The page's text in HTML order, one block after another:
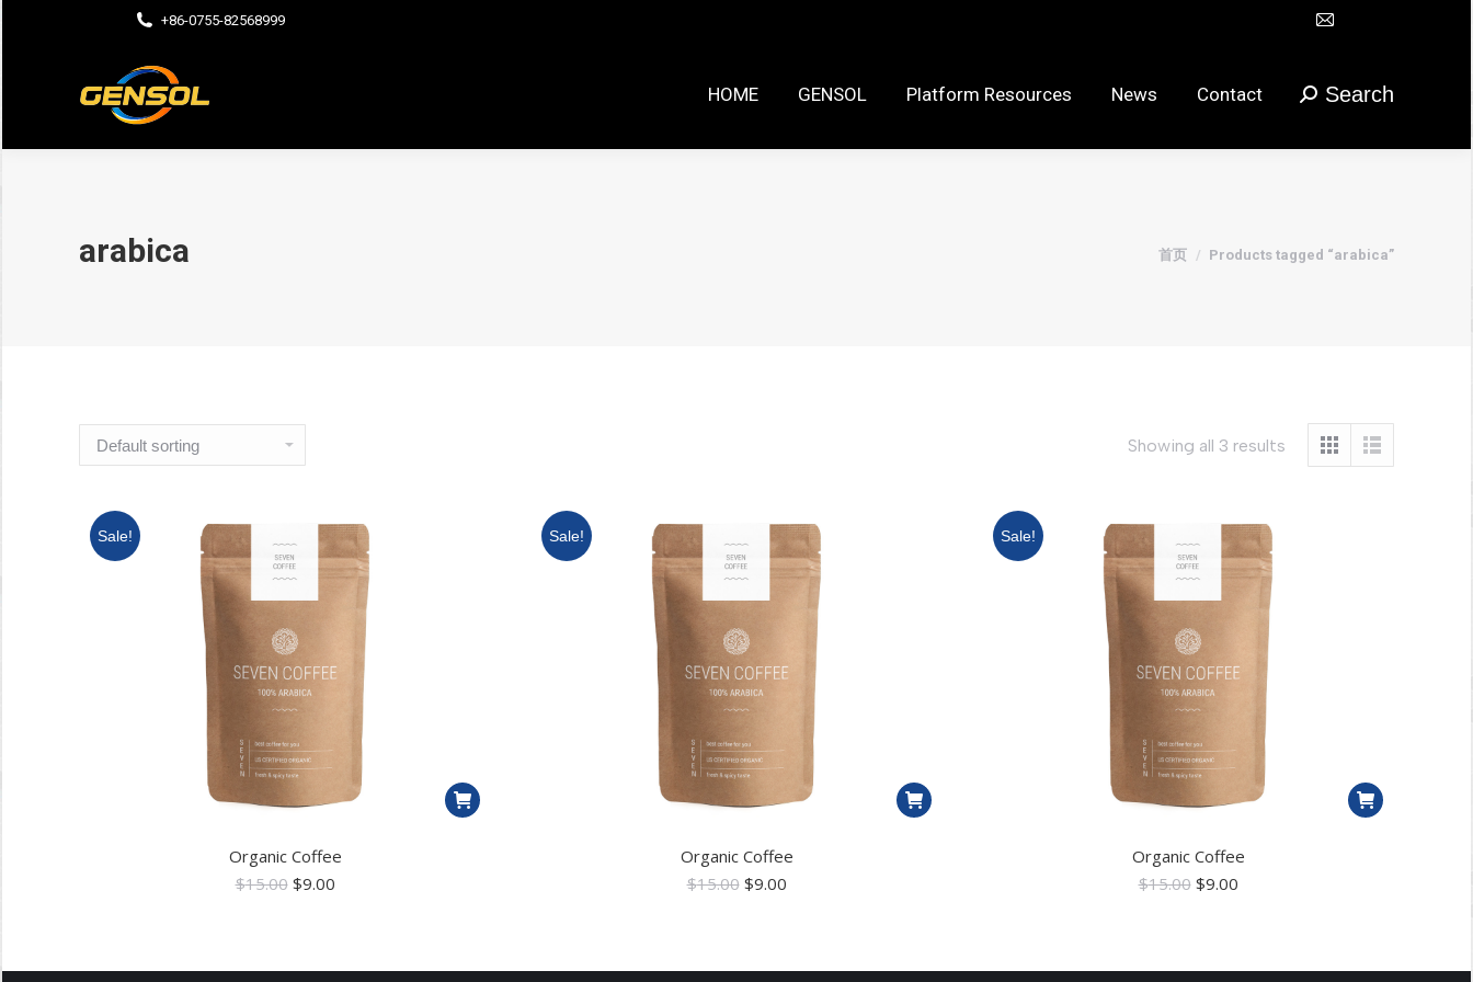
+86-0755-82568999
Mail
新
口
面
HOME GENSOL Platform Resources News Contact
搜 Search
arabica 您在这里：
首页 Products tagged “arabica”
Showing all 3 results
Sale!
Organic Coffee
$15.00 $9.00
Sale!
Organic Coffee
$15.00 $9.00
Sale!
Organic Coffee
$15.00 $9.00